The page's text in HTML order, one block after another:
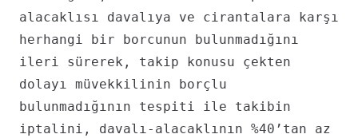
alacaklısı davalıya ve cirantalara karşı
herhangi bir borcunun bulunmadığını
ileri sürerek, takip konusu çekten
dolayı müvekkilinin borçlu
bulunmadığının tespiti ile takibin
iptalini, davalı-alacaklının %40’tan az